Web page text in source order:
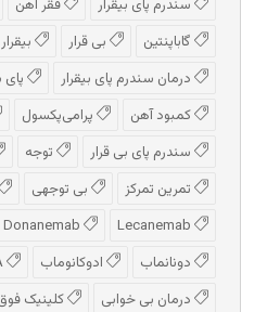
سندرم پای بیقرار
فقر آهن
گاباپنتین
بی قرار
بیقرار
درمان سندرم پای بیقرار
پای
کمبود آهن
پرامی‌پکسول
سندرم پای بی قرار
توجه
تمرین تمرکز
بی توجهی
دونانماب
ادوكانوماب
درمان بی خوابی
کلینیک